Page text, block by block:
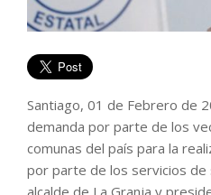
Santiago, 01 de Febrero de
demanda por parte de los
comunas del país para la
por parte de los servicios de
alcalde de La Granja y